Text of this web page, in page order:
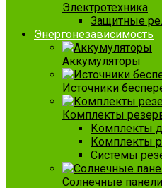
Электротехника
Защитные
Энергонезависимость
Аккумуляторы
Источники
Комплекты
Комплекты
Комплекты
Системы
Солнечные панели